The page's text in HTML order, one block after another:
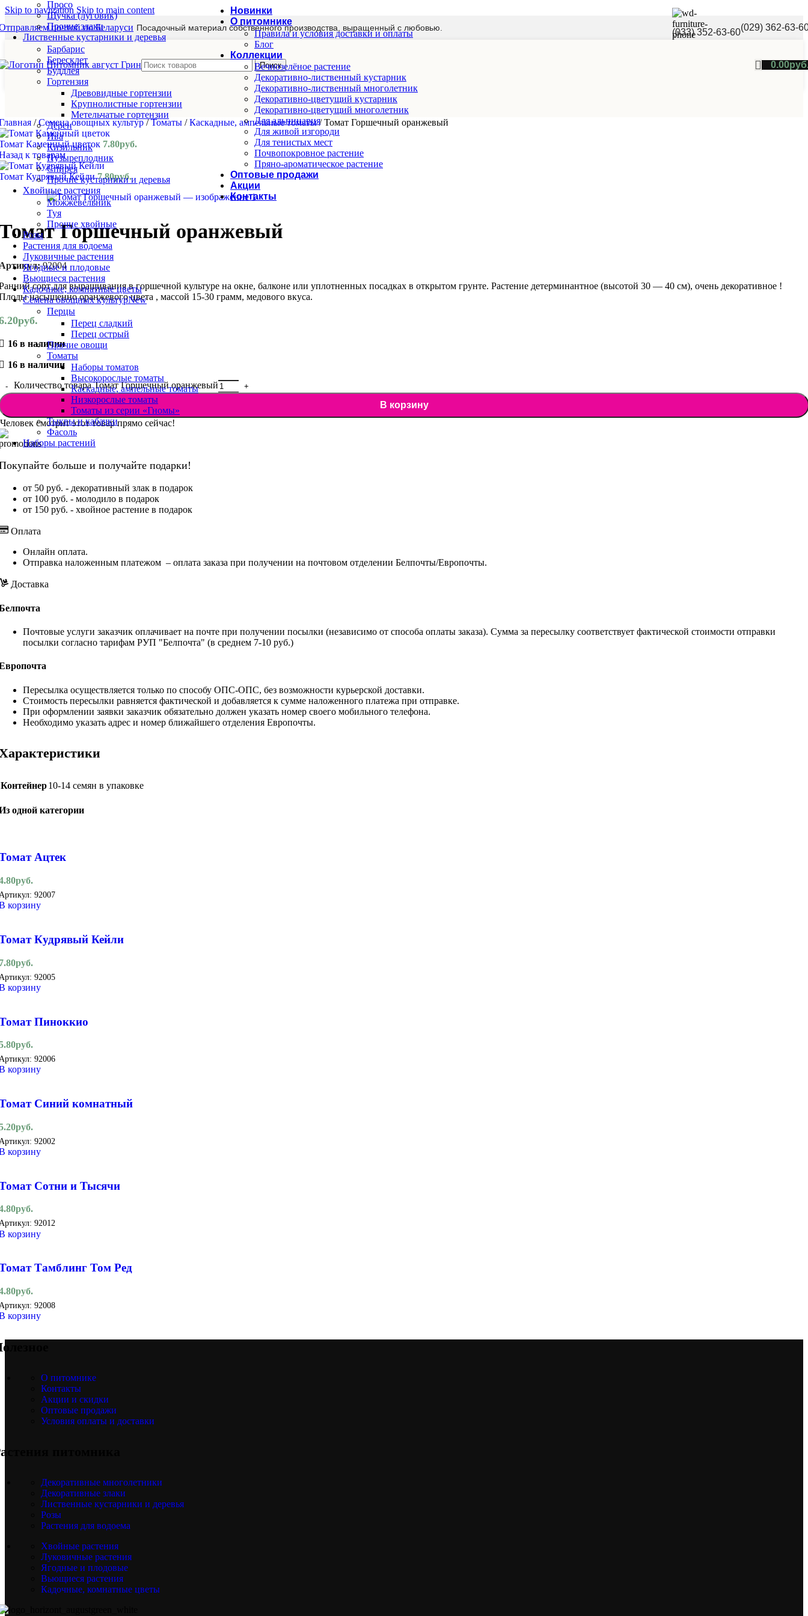
Skip to navigation Skip to main content
почтой по Беларуси Посадочный материал собственного производства, выращенный с любовью. (033) 352-63-60(029) 362-63-
Поиск 0.00
Просо
Щучка (луговик)
Прочие злаки
Лиственные кустарники и деревья
Барбарис
Бересклет
Буддлея
Гортензия
Древовидные гортензии
Крупнолистные гортензии
Метельчатые гортензии
Дёрен
Ива
Кизильник
Пузыреплодник
Спирея
Прочие кустарники и деревья
Хвойные растения
Можжевельник
Туя
Прочие хвойные
Розы
Растения для водоема
Луковичные растения
Ягодные и плодовые
Вьющиеся растения
Кадочные, комнатные цветы
Семена овощных культурNew
Перцы
Перец сладкий
Перец острый
Прочие овощи
Томаты
Наборы томатов
Высокорослые томаты
Каскадные, ампельные томаты
Низкорослые томаты
Томаты из серии «Гномы»
Тыквы и кабачки
Фасоль
Наборы растений
Новинки
О питомнике
Правила и условия доставки и оплаты
Блог
Коллекции
Вечнозелёное растение
Декоративно-лиственный кустарник
Декоративно-лиственный многолетник
Декоративно-цветущий кустарник
Декоративно-цветущий многолетник
Для альпинария
Для живой изгороди
Для тенистых мест
Почвопокровное растение
Пряно-ароматическое растение
Оптовые продажи
Акции
Контакты
/ Семена овощных культур/ Томаты / Каскадные, ампельные томаты/ Томат Горшечный оранжевый
Каменный цветок 7.80руб.
к товарам
Кудрявый Кейли7.80руб.
Горшечный оранжевый
92004
сорт для выращивания в горшечной культуре на окне, балконе или уплотненных посадках в открытом грунте. Растение детерминантное (высотой 30 — 40 см), очень декоративное !
насыщенно оранжевого цвета , массой 15-30 грамм, медового вкуса.
руб.
16 в наличии
16 в наличии
Количество товара Томат Горшечный оранжевый
В корзину
Человек смотрит этот товар прямо сейчас!
больше и получайте подарки!
от 50 руб. - декоративный злак в подарок
от 100 руб. - молодило в подарок
от 150 руб. - хвойное растение в подарок
Оплата
Онлайн оплата.
Отправка наложенным платежом – оплата заказа при получении на почтовом отделении Белпочты/Европочты.
Доставка
Почтовые услуги заказчик оплачивает на почте при получении посылки (независимо от способа оплаты заказа). Сумма за пересылку соответствует фактической стоимости отправки
посылки согласно тарифам РУП "Белпочта" (в среднем 7-10 руб.)
Пересылка осуществляется только по способу ОПС-ОПС, без возможности курьерской доставки.
Стоимость пересылки равняется фактической и добавляется к сумме наложенного платежа при отправке.
При оформлении заявки заказчик обязательно должен указать номер своего мобильного телефона.
Необходимо указать адрес и номер ближайшего отделения Европочты.
Контейнер10-14 семян в упаковке
одной категории
Ацтек
руб.
92007
корзину
Кудрявый Кейли
руб.
92005
корзину
Пиноккио
руб.
92006
корзину
Синий комнатный
руб.
92002
корзину
Сотни и Тысячи
руб.
92012
корзину
Тамблинг Том Ред
руб.
92008
корзину
О питомнике
Контакты
Акции и скидки
Оптовые продажи
Условия оплаты и доставки
питомника
Декоративные многолетники
Декоративные злаки
Лиственные кустарники и деревья
Розы
Растения для водоема
Хвойные растения
Луковичные растения
Ягодные и плодовые
Вьющиеся растения
Кадочные, комнатные цветы